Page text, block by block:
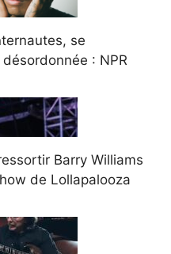
se
: NPR
Barry Williams
de Lollapalooza